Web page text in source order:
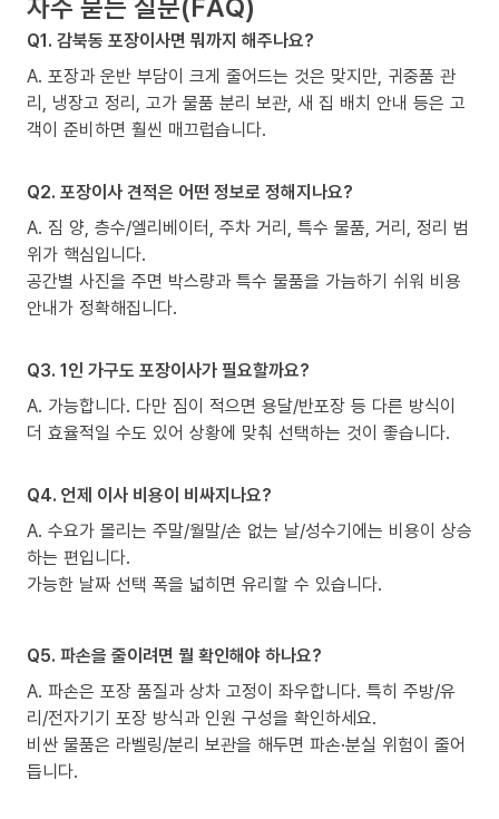
Q1. 감북동 포장이사면 뭐까지 해주나요?
A. 포장과 운반 부담이 크게 줄어드는 것은 맞지만, 귀중품 관
리, 냉장고 정리, 고가 물품 분리 보관, 새 집 배치 안내 등은 고
객이 준비하면 훨씬 매끄럽습니다.
Q2. 포장이사 견적은 어떤 정보로 정해지나요?
A. 짐 양, 층수/엘리베이터, 주차 거리, 특수 물품, 거리, 정리 범
위가 핵심입니다.
공간별 사진을 주면 박스량과 특수 물품을 가늠하기 쉬워 비용
안내가 정확해집니다.
Q3. 1인 가구도 포장이사가 필요할까요?
A. 가능합니다. 다만 짐이 적으면 용달/반포장 등 다른 방식이
더 효율적일 수도 있어 상황에 맞춰 선택하는 것이 좋습니다.
Q4. 언제 이사 비용이 비싸지나요?
A. 수요가 몰리는 주말/월말/손 없는 날/성수기에는 비용이 상승
하는 편입니다.
가능한 날짜 선택 폭을 넓히면 유리할 수 있습니다.
Q5. 파손을 줄이려면 뭘 확인해야 하나요?
A. 파손은 포장 품질과 상차 고정이 좌우합니다. 특히 주방/유
리/전자기기 포장 방식과 인원 구성을 확인하세요.
비싼 물품은 라벨링/분리 보관을 해두면 파손·분실 위험이 줄어
듭니다.